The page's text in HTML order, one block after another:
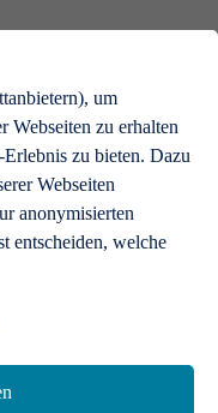
um
Webseiten zu erhalten
zu bieten. Dazu
Webseiten
anonymisierten
entscheiden, welche